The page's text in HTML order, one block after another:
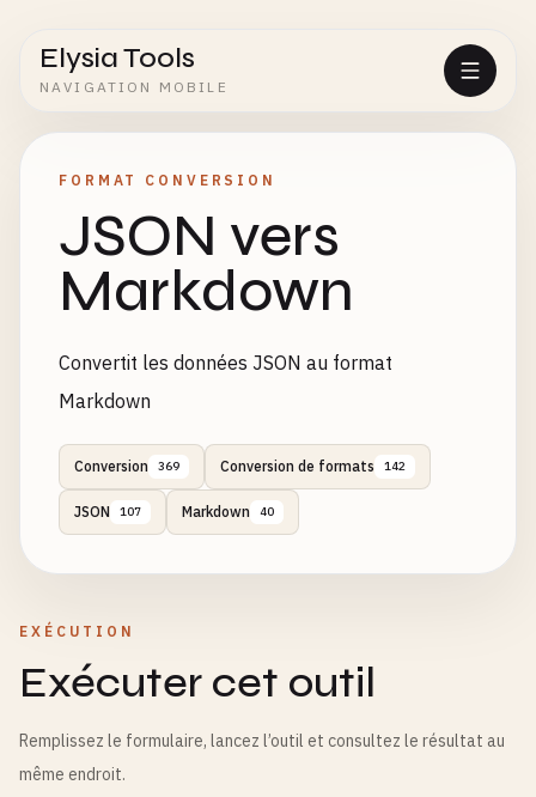
Elysia Tools
NAVIGATION MOBILE
FORMAT CONVERSION
JSON vers
Markdown
Convertit les données JSON au format
Markdown
Conversion 369 Conversion de formats 142
JSON 107 Markdown 40
EXÉCUTION
Exécuter cet outil
Remplissez le formulaire, lancez l’outil et consultez le résultat au
même endroit.